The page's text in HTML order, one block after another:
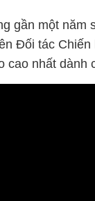
gần một năm
Đối tác
cao nhất dành